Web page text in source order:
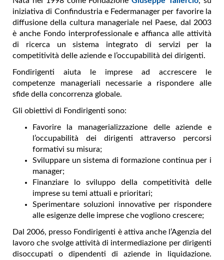
iniziativa di Confindustria e Federmanager per favorire la
diffusione della cultura manageriale nel Paese, dal 2003
è anche Fondo interprofessionale e affianca alle attività
di ricerca un sistema integrato di servizi per la
competitività delle aziende e l’occupabilità dei dirigenti.
Fondirigenti aiuta le imprese ad accrescere le
competenze manageriali necessarie a rispondere alle
sfide della concorrenza globale.
Gli obiettivi di Fondirigenti sono:
Favorire la managerializzazione delle aziende e
l’occupabilità dei dirigenti attraverso percorsi
formativi su misura;
Sviluppare un sistema di formazione continua per i
manager;
Finanziare lo sviluppo della competitività delle
imprese su temi attuali e prioritari;
Sperimentare soluzioni innovative per rispondere
alle esigenze delle imprese che vogliono crescere;
Dal 2006, presso Fondirigenti è attiva anche l’Agenzia del
lavoro che svolge attività di intermediazione per dirigenti
disoccupati o dipendenti di aziende in liquidazione.